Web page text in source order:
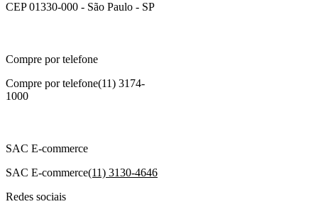
CEP 01330-000 - São Paulo - SP
Compre por telefone
Compre por telefone(11) 3174-
1000
SAC E-commerce
SAC E-commerce(11) 3130-4646
Redes sociais